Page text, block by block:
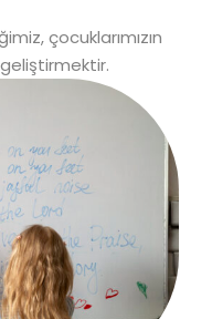
çocuklarımızın